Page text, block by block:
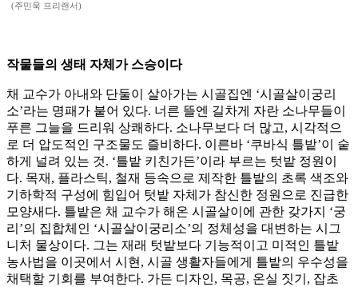
(주민욱 프리랜서)
작물들의 생태 자체가 스승이다
채 교수가 아내와 단둘이 살아가는 시골집엔 ‘시골살이궁리
소’라는 명패가 붙어 있다. 너른 뜰엔 길차게 자란 소나무들이
푸른 그늘을 드리워 상쾌하다. 소나무보다 더 많고, 시각적으
로 더 압도적인 구조물도 즐비하다. 이른바 ‘쿠바식 틀밭’이 숱
하게 널려 있는 것. ‘틀밭 키친가든’이라 부르는 텃밭 정원이
다. 목재, 플라스틱, 철재 등속으로 제작한 틀밭의 초록 색조와
기하학적 구성에 힘입어 텃밭 자체가 참신한 정원으로 진급한
모양새다. 틀밭은 채 교수가 해온 시골살이에 관한 갖가지 ‘궁
리’의 집합체인 ‘시골살이궁리소’의 정체성을 대변하는 시그
니처 물상이다. 그는 재래 텃밭보다 기능적이고 미적인 틀밭
농사법을 이곳에서 시현, 시골 생활자들에게 틀밭의 우수성을
채택할 기회를 부여한다. 가든 디자인, 목공, 온실 짓기, 잡초